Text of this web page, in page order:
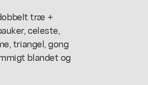
træ +
celeste,
triangel, gong
blandet og